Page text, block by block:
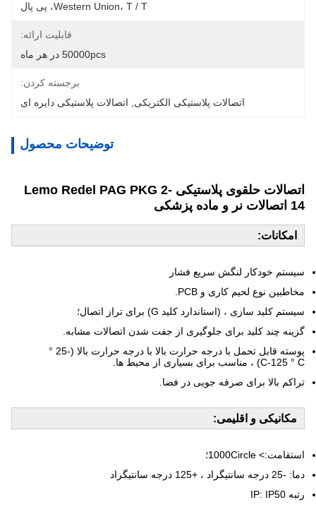
Western Union، T / T، پی پال
قابلیت ارائه:
50000pcs در هر ماه
برجسته کردن:
اتصالات پلاستیکی الکتریکی
اتصالات پلاستیکی دایره ای
توضیحات محصول
اتصالات حلقوی پلاستیکی Lemo Redel PAG PKG 2-
14 اتصالات نر و ماده پزشکی
امکانات:
سیستم خودکار لنگش سریع فشار
مخاطبین نوع لحیم کاری و PCB.
سیستم کلید سازی ، (استاندارد کلید G) برای تراز اتصال؛
گزینه چند کلید برای جلوگیری از جفت شدن اتصالات مشابه.
پوسته قابل تحمل با درجه حرارت بالا با درجه حرارت بالا (-25 °
C-125 ° C) ، مناسب برای بسیاری از محیط ها.
تراکم بالا برای صرفه جویی در فضا.
مکانیکی و اقلیمی:
استقامت:> 1000Circle؛
دما: -25 درجه سانتیگراد ، +125 درجه سانتیگراد
رتبه IP: IP50